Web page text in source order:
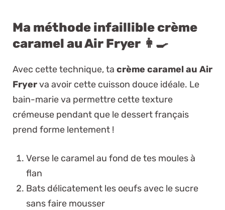
Ma méthode infaillible crème
caramel au Air Fryer 👩‍🍳
Avec cette technique, ta crème caramel au Air
Fryerva avoir cette cuisson douce idéale. Le
bain-marie va permettre cette texture
crémeuse pendant que le dessert français
prend forme lentement !
Verse le caramel au fond de tes moules à
flan
Bats délicatement les oeufs avec le sucre
sans faire mousser